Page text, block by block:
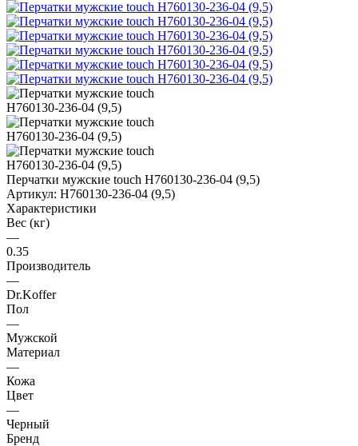
Перчатки мужские touch H760130-236-04 (9,5)
Артикул: H760130-236-04 (9,5)
Характеристики
Вес (кг)
—
0.35
Производитель
—
Dr.Koffer
Пол
—
Мужской
Материал
—
Кожа
Цвет
—
Черный
Бренд